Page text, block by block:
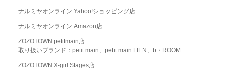
ナルミヤオンライン Yahoo!ショッピング店
ナルミヤオンライン Amazon店
ZOZOTOWN petitmain店
取り扱いブランド：petit main、petit main LIEN、b・ROOM
ZOZOTOWN X-girl Stages店